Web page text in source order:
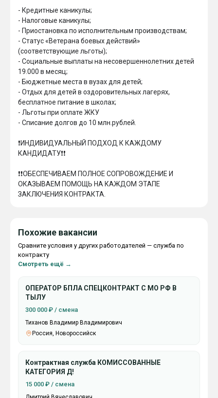
- Кредитные каникулы;
- ⁠Налоговые каникулы;
- ⁠Приостановка по исполнительным производствам;
- Статус «Ветерана боевых действий»
(соответствующие льготы);
- ⁠Социальные выплаты на несовершеннолетних детей
19.000 в месяц;
- Бюджетные места в вузах для детей;
- Отдых для детей в оздоровительных лагерях,
бесплатное питание в школах;
- Льготы при оплате ЖКУ
- ⁠Списание долгов до 10 млн.рублей.
❗️ИНДИВИДУАЛЬНЫЙ ПОДХОД К КАЖДОМУ
КАНДИДАТУ❗️❗️
❗️❗️ОБЕСПЕЧИВАЕМ ПОЛНОЕ СОПРОВОЖДЕНИЕ И
ОКАЗЫВАЕМ ПОМОЩЬ НА КАЖДОМ ЭТАПЕ
Похожие вакансии
Сравните условия у других работодателей — служба по
контракту
Смотреть ещё →
ОПЕРАТОР БПЛА СПЕЦКОНТРАКТ С МО РФ В
ТЫЛУ
300 000 ₽ / смена
Тиханов Владимир Владимирович
Россия, Новороссийск
Контрактная служба КОМИССОВАННЫЕ
КАТЕГОРИЯ Д!
15 000 ₽ / смена